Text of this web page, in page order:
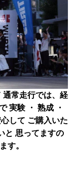
通常走行では、経
実験 ・ 熟成 ・
して ご購入いた
と 思ってますの
す。